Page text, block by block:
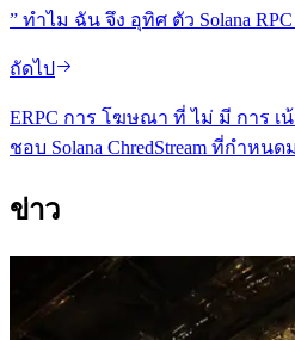
” ทําไม ฉัน จึง อุทิศ ตัว Solana
ถัดไป
ERPC การ โฆษณา ที่ ไม่ มี การ เ
ชอบ Solana ChredStream ที่กําหนด
ข่าว